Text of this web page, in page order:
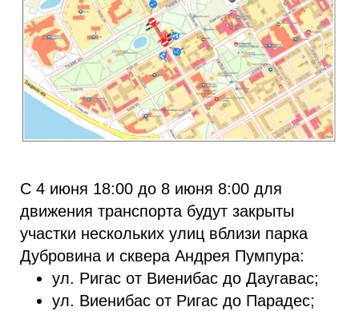
С 4 июня 18:00 до 8 июня 8:00 для
движения транспорта будут закрыты
участки нескольких улиц вблизи парка
Дубровина и сквера Андрея Пумпура:
ул. Ригас от Виенибас до Даугавас;
ул. Виенибас от Ригас до Парадес;